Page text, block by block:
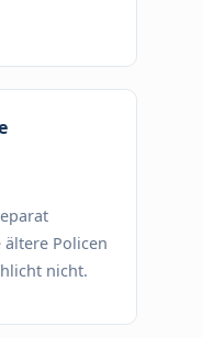
Policen
nicht.